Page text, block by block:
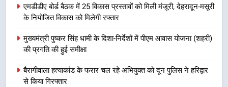
महाराज की राजस्थान के मुख्यमंत्री से
गतिविधियों के विस्तार पर हुई चर्चा
उत्तराखण्ड
1
एमडीडीए बोर्ड बैठक में 25 विकास प्रस्तावों को मिली मंजूरी, देहरादून-मसूरी
के नियोजित विकास को मिलेगी रफ्तार
मुख्यमंत्री पुष्कर सिंह धामी के दिशा-निर्देशों में पीएम आवास योजना (शहरी)
की प्रगति की हुई समीक्षा
बैरागीवाला हत्याकांड के फरार चल रहे अभियुक्त को दून पुलिस ने हरिद्वार
से किया गिरफ्तार